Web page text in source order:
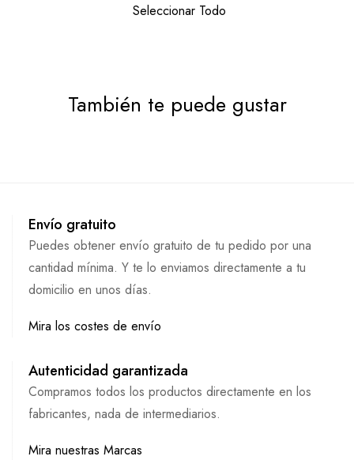
Seleccionar Todo
También te puede gustar
Envío gratuito
Puedes obtener envío gratuito de tu pedido por una
cantidad mínima. Y te lo enviamos directamente a tu
domicilio en unos días.
Mira los costes de envío
Autenticidad garantizada
Compramos todos los productos directamente en los
fabricantes, nada de intermediarios.
Mira nuestras Marcas